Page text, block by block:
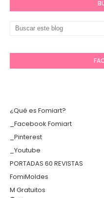
¿Qué es Fomiart?
_Facebook Fomiart
_Pinterest
_Youtube
PORTADAS 60 REVISTAS
FomiMoldes
M Gratuitos